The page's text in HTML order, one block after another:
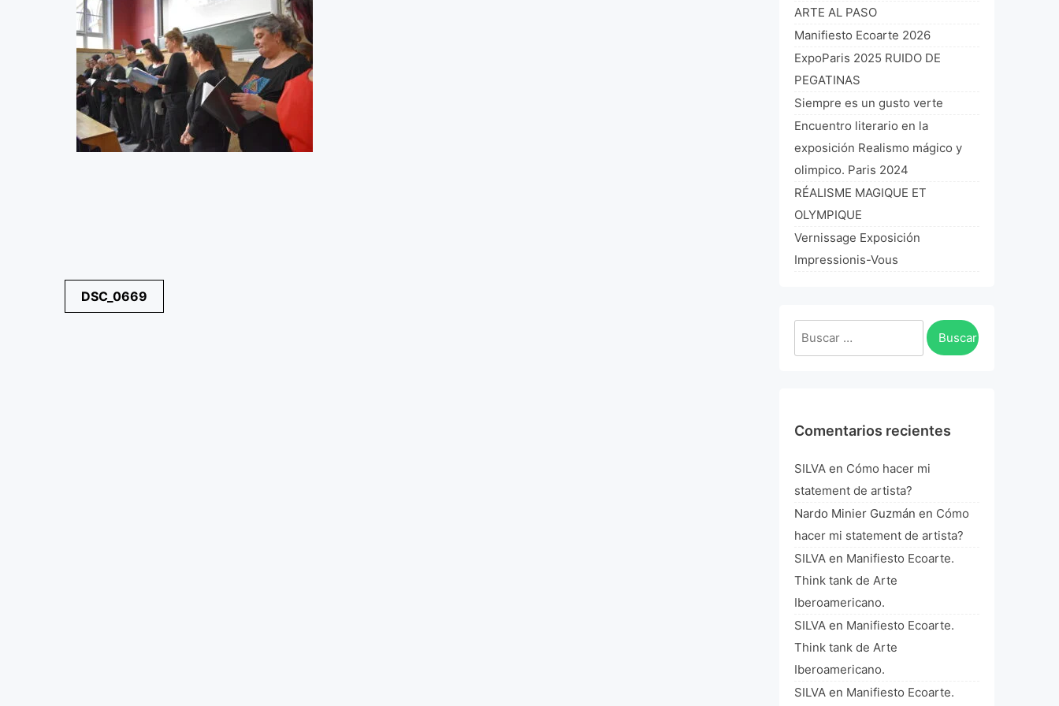
Navegación
de
DSC_0669
ARTE AL PASO
Manifiesto Ecoarte 2026
ExpoParis 2025 RUIDO DE
PEGATINAS
Siempre es un gusto verte
Encuentro literario en la
exposición Realismo mágico y
olimpico. Paris 2024
RÉALISME MAGIQUE ET
OLYMPIQUE
Vernissage Exposición
Impressionis-Vous
Buscar:
Comentarios recientes
SILVA en Cómo hacer mi
statement de artista?
Nardo Minier Guzmán en Cómo
hacer mi statement de artista?
SILVA en Manifiesto Ecoarte.
Think tank de Arte
Iberoamericano.
SILVA en Manifiesto Ecoarte.
Think tank de Arte
Iberoamericano.
SILVA en Manifiesto Ecoarte.